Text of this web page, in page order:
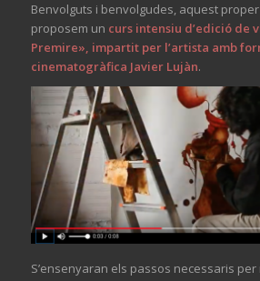
Benvolguts i benvolgudes, aquest
proposem un curs intensiu d’edició de
Premire», impartit per l’artista amb
cinematogràfica Javier Lujàn.
S’ensenyaran els passos necessaris